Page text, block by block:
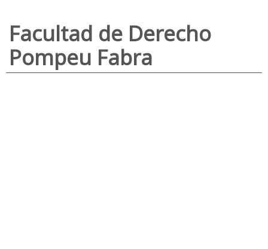
Facultad de Derecho
Pompeu Fabra